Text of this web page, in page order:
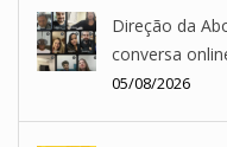
Direção da
conversa
05/08/2026